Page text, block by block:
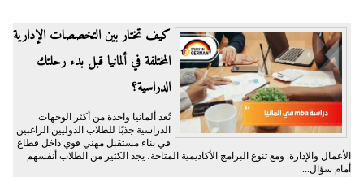
كيف تختار بين التخصصات الإدارية
المختلفة في ألمانيا قبل بدء رحلتك
الدراسية؟
تُعد ألمانيا واحدة من أكثر الوجهات
الدراسية جذبًا للطلاب الدوليين الراغبين
في بناء مستقبل مهني قوي داخل قطاع
الأعمال والإدارة. ومع تنوع البرامج الأكاديمية المتاحة، يجد الكثير من الطلاب أنفسهم
أمام سؤال...